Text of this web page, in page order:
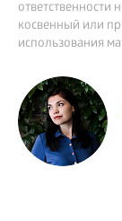
ответственности
косвенный или
использования